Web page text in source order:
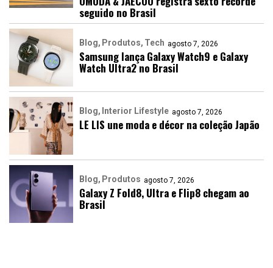
seguido no Brasil
Blog Produtos Tech agosto 7, 2026
Samsung lança Galaxy Watch9 e Galaxy
Watch Ultra2 no Brasil
Blog Interior Lifestyle agosto 7, 2026
LE LIS une moda e décor na coleção Japão
Blog Produtos agosto 7, 2026
Galaxy Z Fold8, Ultra e Flip8 chegam ao
Brasil